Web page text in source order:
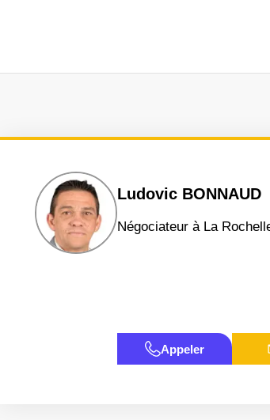
Ludovic BONNAUD
négociateur à La
Appeler